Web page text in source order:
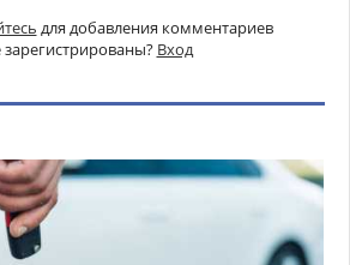
для добавления комментариев
Вход